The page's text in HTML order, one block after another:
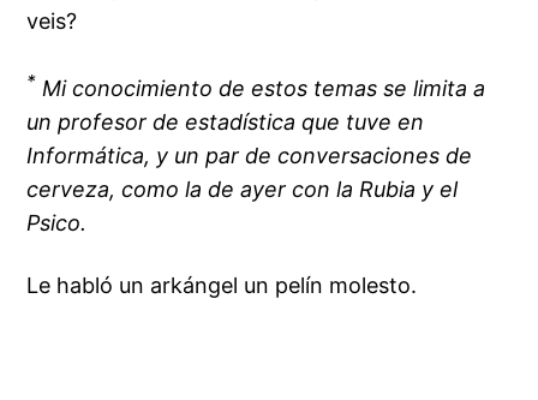
veis?
* Mi conocimiento de estos temas se limita a
un profesor de estadística que tuve en
Informática, y un par de conversaciones de
cerveza, como la de ayer con la Rubia y el
Psico.
Le habló un arkángel un pelín molesto.